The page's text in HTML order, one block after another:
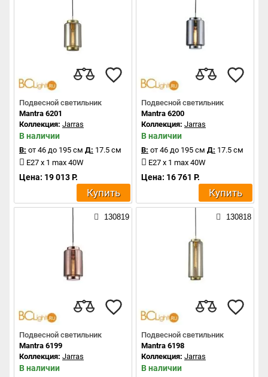
Подвесной светильник
Mantra 6201
Коллекция: Jarras
В наличии
В: от 46 до 195 см Д: 17.5 см
E27 x 1 max 40W
Цена: 19 013 Р.
Купить
Подвесной светильник
Mantra 6200
Коллекция: Jarras
В наличии
В: от 46 до 195 см Д: 17.5 см
E27 x 1 max 40W
Цена: 16 761 Р.
Купить
130819
Подвесной светильник
Mantra 6199
Коллекция: Jarras
В наличии
130818
Подвесной светильник
Mantra 6198
Коллекция: Jarras
В наличии